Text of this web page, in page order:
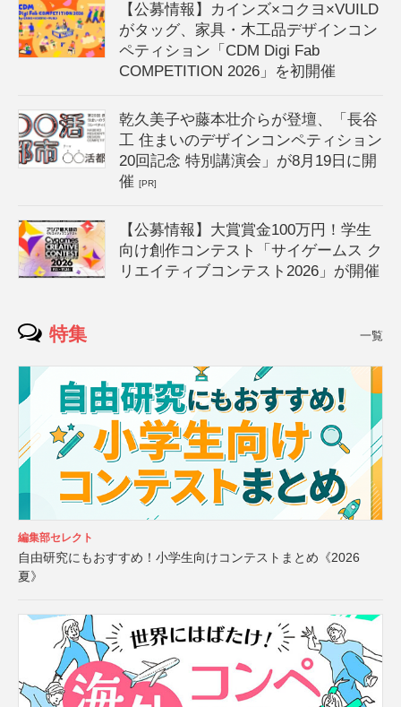
【公募情報】カインズ×コクヨ×VUILD
がタッグ、家具・木工品デザインコン
ペティション「CDM Digi Fab
COMPETITION 2026」を初開催
乾久美子や藤本壮介らが登壇、「長谷
工 住まいのデザインコンペティション
20回記念 特別講演会」が8月19日に開
催[PR]
【公募情報】大賞賞金100万円！学生
向け創作コンテスト「サイゲームス ク
リエイティブコンテスト2026」が開催
特集 一覧
編集部セレクト
自由研究にもおすすめ！小学生向けコンテストまとめ《2026
夏》